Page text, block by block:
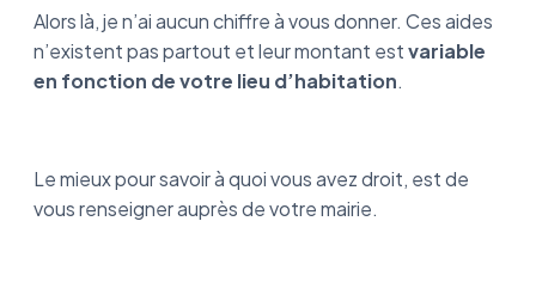
Alors là, je n’ai aucun chiffre à vous donner. Ces aides
n’existent pas partout et leur montant estvariable
en fonction de votre lieu d’habitation.
Le mieux pour savoir à quoi vous avez droit, est de
vous renseigner auprès de votre mairie.